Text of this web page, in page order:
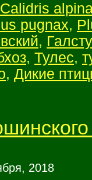
Calidris
pugnax,
,
, Тулес,
, Дикие
2018